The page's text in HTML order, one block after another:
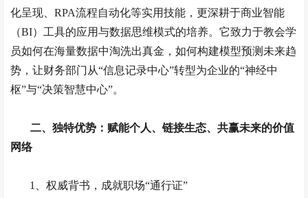
化呈现、RPA流程自动化等实用技能，更深耕于商业智能
（BI）工具的应用与数据思维模式的培养。它致力于教会学
员如何在海量数据中淘洗出真金，如何构建模型预测未来趋
势，让财务部门从“信息记录中心”转型为企业的“神经中
枢”与“决策智慧中心”。
二、独特优势：赋能个人、链接生态、共赢未来的价值
网络
1、权威背书，成就职场“通行证”